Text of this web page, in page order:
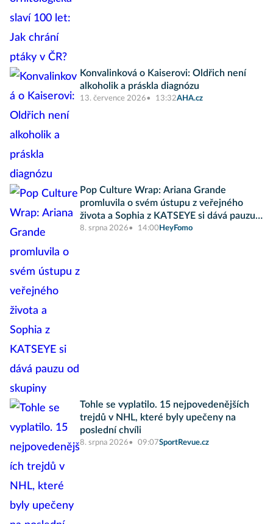
Konvalinková o Kaiserovi: Oldřich není
alkoholik a práskla diagnózu
13. července 2026 13:32AHA.cz
Pop Culture Wrap: Ariana Grande
promluvila o svém ústupu z veřejného
života a Sophia z KATSEYE si dává pauzu
od skupiny
8. srpna 2026 14:00 HeyFomo
Tohle se vyplatilo. 15 nejpovedenějších
trejdů v NHL, které byly upečeny na
poslední chvíli
8. srpna 2026 09:07SportRevue.cz